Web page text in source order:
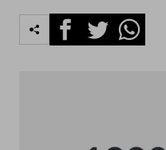
FacebookTwitterWhatsapp